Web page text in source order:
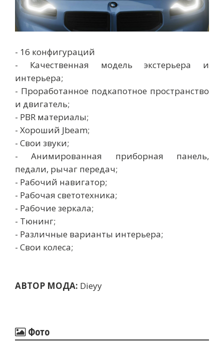
- 16 конфигураций
- Качественная модель экстерьера и
интерьера;
- Проработанное подкапотное пространство
и двигатель;
- PBR материалы;
- Хороший Jbeam;
- Свои звуки;
- Анимированная приборная панель,
педали, рычаг передач;
- Рабочий навигатор;
- Рабочая светотехника;
- Рабочие зеркала;
- Тюнинг;
- Различные варианты интерьера;
- Свои колеса;
АВТОР МОДА: Dieyy
Фото